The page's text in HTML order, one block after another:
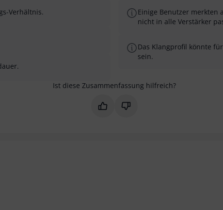
Verhältnis.
Einige Benutzer merkten
nicht in alle Verstärker
Das Klangprofil könnte
sein.
Ist diese Zusammenfassung hilfreich?
Markieren Sie diese
Markieren Sie diese